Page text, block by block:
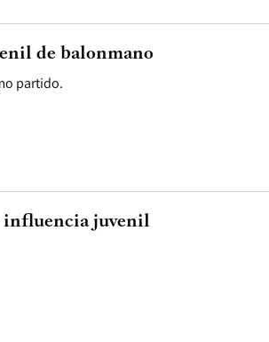
partido.
de balonmano
influencia juvenil